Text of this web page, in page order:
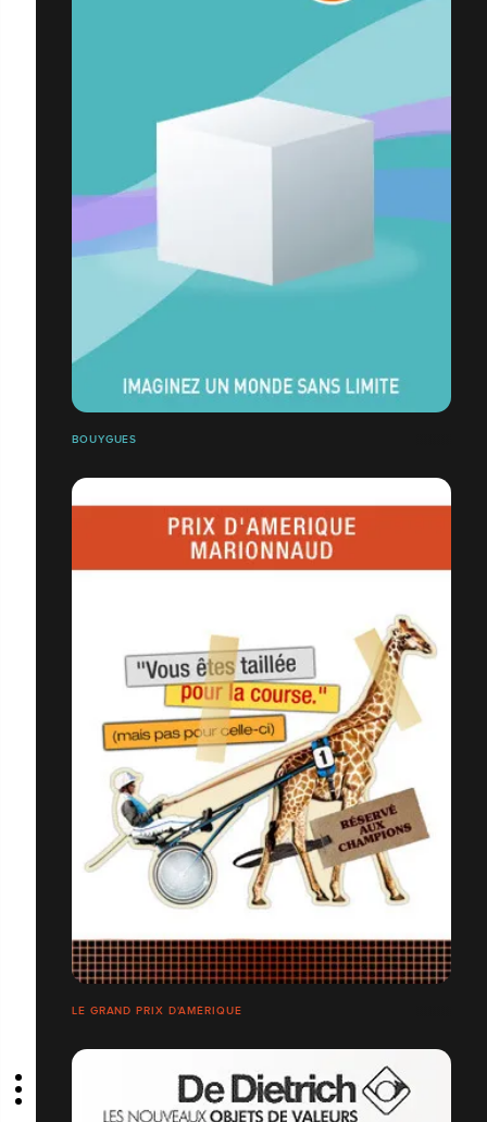
BOUYGUES
LE GRAND PRIX D'AMÉRIQUE